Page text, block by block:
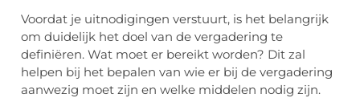
Voordat je uitnodigingen verstuurt, is het belangrijk
om duidelijk het doel van de vergadering te
definiëren. Wat moet er bereikt worden? Dit zal
helpen bij het bepalen van wie er bij de vergadering
aanwezig moet zijn en welke middelen nodig zijn.